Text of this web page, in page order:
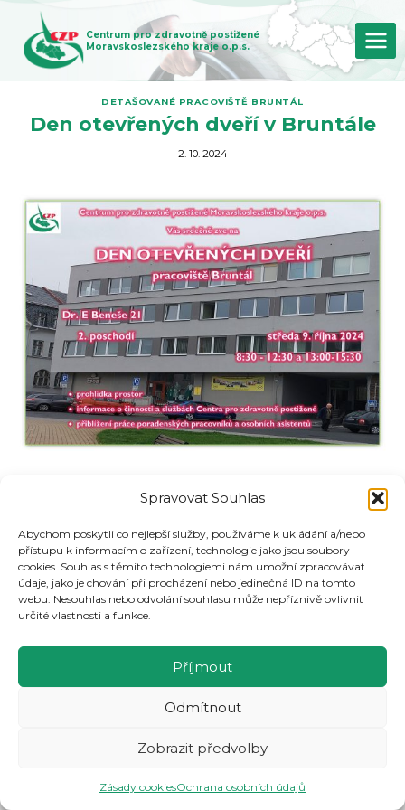
Spravovat Souhlas
Abychom poskytli co nejlepší služby, používáme k ukládání a/nebo
přístupu k informacím o zařízení, technologie jako jsou soubory
cookies. Souhlas s těmito technologiemi nám umožní zpracovávat
údaje, jako je chování při procházení nebo jedinečná ID na tomto
webu. Nesouhlas nebo odvolání souhlasu může nepříznivě ovlivnit
určité vlastnosti a funkce.
Příjmout
Odmítnout
Zobrazit předvolby
Zásady cookiesOchrana osobních údajů
Přeskočit
obsah
Centrum pro zdravotně postižené
Moravskoslezského kraje o.p.s.
DETAŠOVANÉ PRACOVIŠTĚ BRUNTÁL
Den otevřených dveří v Bruntále
2. 10. 2024